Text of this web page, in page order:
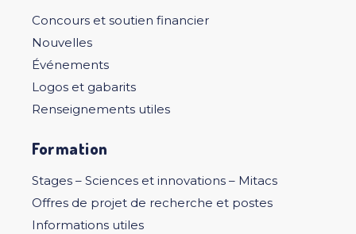
Concours et soutien financier
Nouvelles
Événements
Logos et gabarits
Renseignements utiles
Formation
Stages – Sciences et innovations – Mitacs
Offres de projet de recherche et postes
Informations utiles